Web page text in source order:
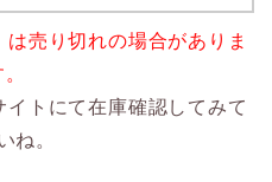
売り切れの場合がありま
イトにて在庫確認してみて
ね。